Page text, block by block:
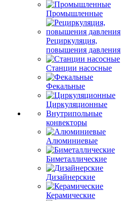
Промышленные
Рециркуляция,
повышения давления
Станции насосные
Фекальные
Циркуляционные
Внутрипольные
конвекторы
Алюминиевые
Биметаллические
Дизайнерские
Керамические